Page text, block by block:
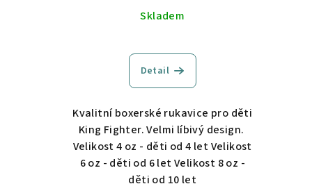
Skladem
Detail
Kvalitní boxerské rukavice pro děti
King Fighter. Velmi líbivý design.
Velikost 4 oz - děti od 4 let Velikost
6 oz - děti od 6 let Velikost 8 oz -
děti od 10 let